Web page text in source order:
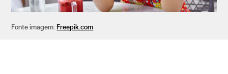
Fonte imagem: Freepik.com